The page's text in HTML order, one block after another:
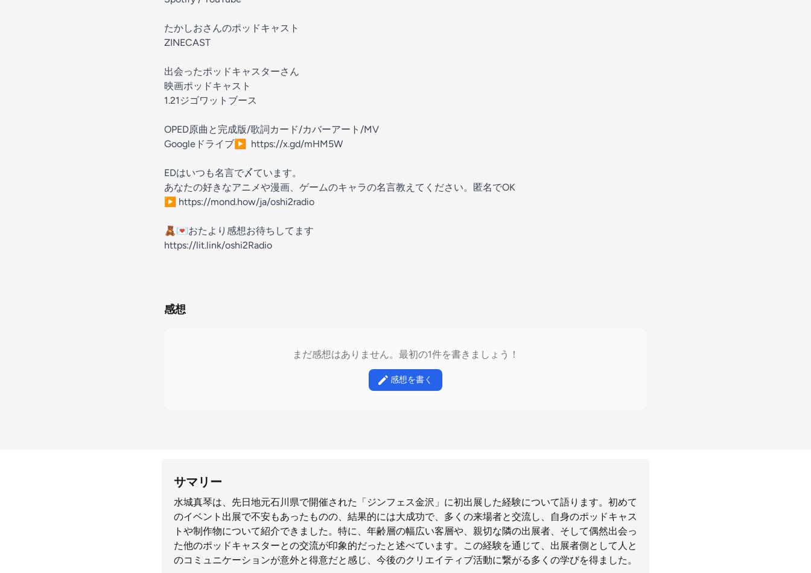
たかしおさんのポッドキャスト
ZINECAST
出会ったポッドキャスターさん
映画ポッドキャスト
1.21ジゴワットブース
OPED原曲と完成版/歌詞カード/カバーアート/MV
Googleドライブ▶︎ https://x.gd/mHM5W
EDはいつも名言で〆ています。
あなたの好きなアニメや漫画、ゲームのキャラの名言教えてください。匿名でOK
▶︎ https://mond.how/ja/oshi2radio
🧸💌おたより感想お待ちしてます
https://lit.link/oshi2Radio
感想
まだ感想はありません。最初の1件を書きましょう！
感想を書く
サマリー
水城真琴は、先日地元石川県で開催された「ジンフェス金沢」に初出展した経験について語ります。初めて
のイベント出展で不安もあったものの、結果的には大成功で、多くの来場者と交流し、自身のポッドキャス
トや制作物について紹介できました。特に、年齢層の幅広い客層や、親切な隣の出展者、そして偶然出会っ
た他のポッドキャスターとの交流が印象的だったと述べています。この経験を通じて、出展者側として人と
のコミュニケーションが意外と得意だと感じ、今後のクリエイティブ活動に繋がる多くの学びを得ました。